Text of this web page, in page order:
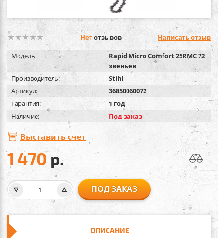
Нетотзывов Написать отзыв
Модель:
Rapid Micro Comfort 25RMC 72
звеньев
Производитель:
Stihl
Артикул:
36850060072
Гарантия:
1 год
Наличие:
Под заказ
Выставить счет
1 470р.
ПОД ЗАКАЗ
ОПИСАНИЕ